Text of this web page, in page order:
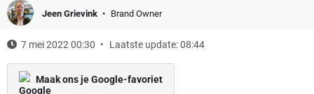
Jeen Grievink Brand Owner
7 mei 2022 00:30 Laatste update: 08:44
Maak ons je Google-favoriet